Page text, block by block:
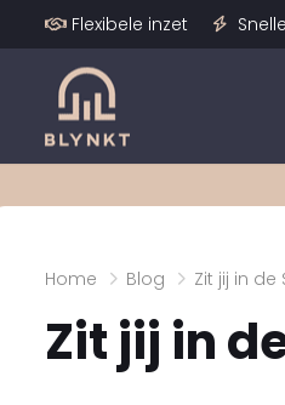
Home Blog Zit jij in de
Zit jij in
Flexibele inzet